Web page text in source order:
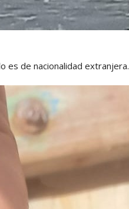
es de nacionalidad extranjera.